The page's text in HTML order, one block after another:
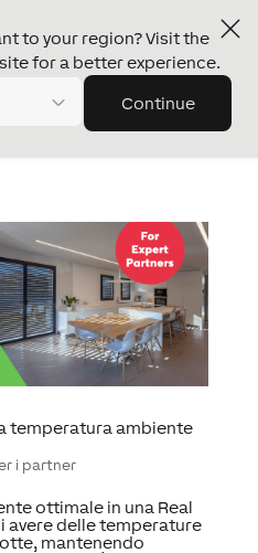
to your region? Visit the
for a better experience.
Continue
temperatura ambiente
i partner
ottimale in una Real
avere delle temperature
mantenendo